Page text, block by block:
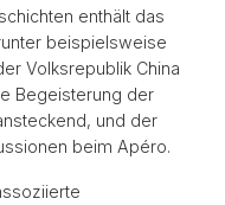
enthält das
beispielsweise
Volksrepublik China
Begeisterung der
und der
beim Apéro.